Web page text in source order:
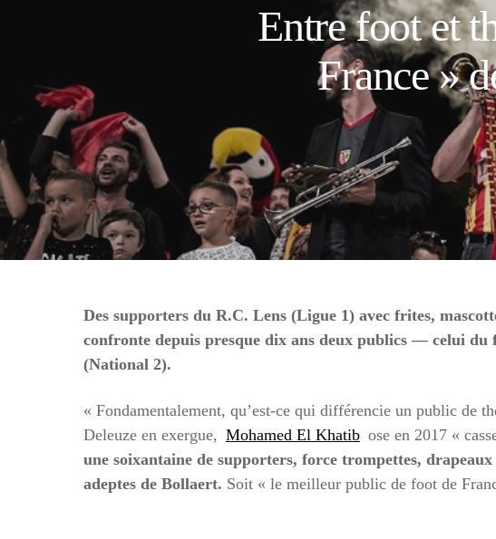
Entre foot et
France »
Des supporters du R.C. Lens (Ligue 1) avec frites,
confronte depuis presque dix ans deux publics — celui
(National 2).
« Fondamentalement, qu’est-ce qui différencie un public de
Deleuze en exergue, Mohamed El Khatib ose en 2017 «
une soixantaine de supporters, force trompettes,
adeptes de Bollaert. Soit « le meilleur public de foot de